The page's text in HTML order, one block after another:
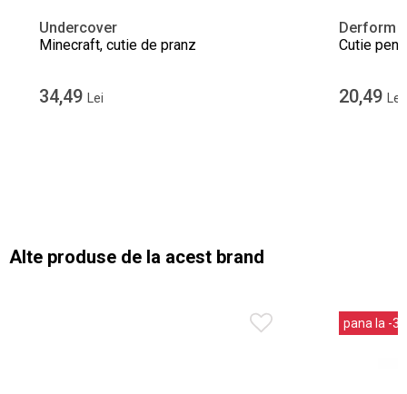
Undercover
Minecraft, cutie de pranz
34,49 Lei
Derform
Cutie
20,49 Lei
Alte produse de la acest brand
pana la -